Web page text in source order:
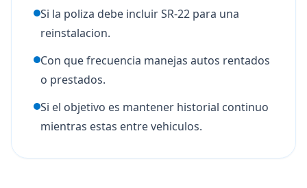
Si la poliza debe incluir SR-22 para una
reinstalacion.
Con que frecuencia manejas autos rentados
o prestados.
Si el objetivo es mantener historial continuo
mientras estas entre vehiculos.